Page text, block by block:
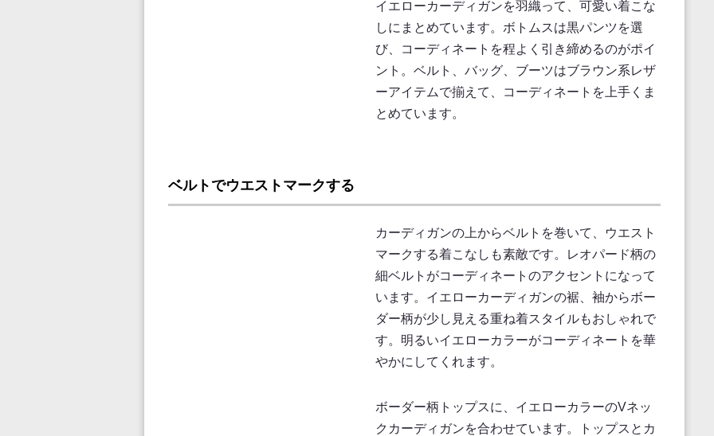
イエローカーディガンを羽織って、可愛い着こな
しにまとめています。ボトムスは黒パンツを選
び、コーディネートを程よく引き締めるのがポイ
ント。ベルト、バッグ、ブーツはブラウン系レザ
ーアイテムで揃えて、コーディネートを上手くま
とめています。
ベルトでウエストマークする
カーディガンの上からベルトを巻いて、ウエスト
マークする着こなしも素敵です。レオパード柄の
細ベルトがコーディネートのアクセントになって
います。イエローカーディガンの裾、袖からボー
ダー柄が少し見える重ね着スタイルもおしゃれで
す。明るいイエローカラーがコーディネートを華
やかにしてくれます。
ボーダー柄トップスに、イエローカラーのVネッ
クカーディガンを合わせています。トップスとカ